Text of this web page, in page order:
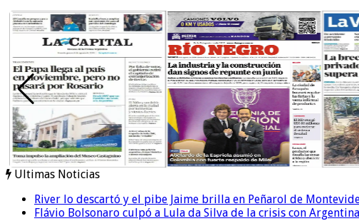
Ultimas Noticias
River lo descartó y el pibe Jaime brilla en Peñarol de
Flávio Bolsonaro culpó a Lula da Silva de la crisis con